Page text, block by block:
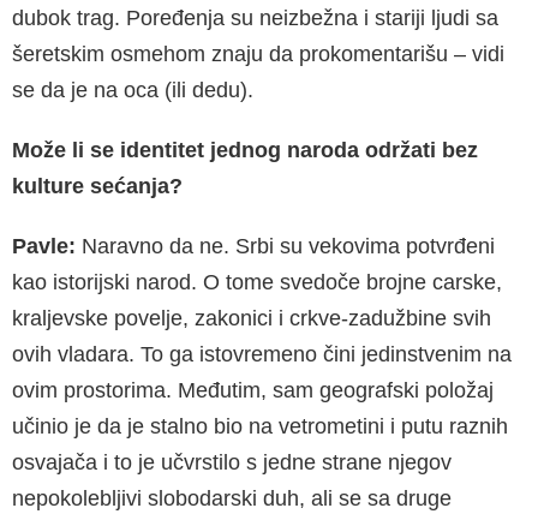
dubok trag. Poređenja su neizbežna i stariji ljudi sa
šeretskim osmehom znaju da prokomentarišu – vidi
se da je na oca (ili dedu).
Može li se identitet jednog naroda održati bez
kulture sećanja?
Pavle: Naravno da ne. Srbi su vekovima potvrđeni
kao istorijski narod. O tome svedoče brojne carske,
kraljevske povelje, zakonici i crkve-zadužbine svih
ovih vladara. To ga istovremeno čini jedinstvenim na
ovim prostorima. Međutim, sam geografski položaj
učinio je da je stalno bio na vetrometini i putu raznih
osvajača i to je učvrstilo s jedne strane njegov
nepokolebljivi slobodarski duh, ali se sa druge